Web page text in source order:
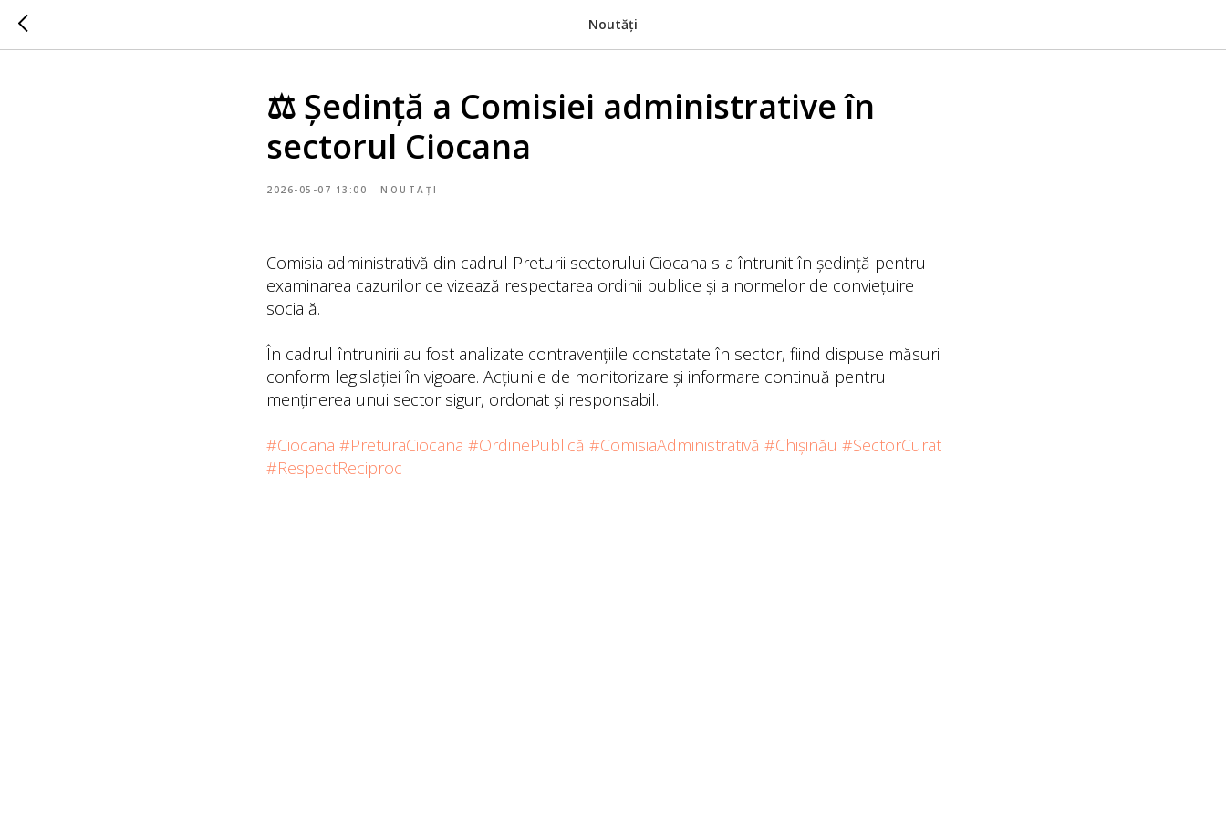
Noutăți
⚖️ Ședință a Comisiei administrative în
sectorul Ciocana
2026-05-07 13:00 NOUTAȚI
Comisia administrativă din cadrul Preturii sectorului Ciocana s-a întrunit în ședință pentru
examinarea cazurilor ce vizează respectarea ordinii publice și a normelor de conviețuire
socială.
În cadrul întrunirii au fost analizate contravențiile constatate în sector, fiind dispuse măsuri
conform legislației în vigoare. Acțiunile de monitorizare și informare continuă pentru
menținerea unui sector sigur, ordonat și responsabil.
#Ciocana #PreturaCiocana #OrdinePublică #ComisiaAdministrativă #Chișinău #SectorCurat
#RespectReciproc